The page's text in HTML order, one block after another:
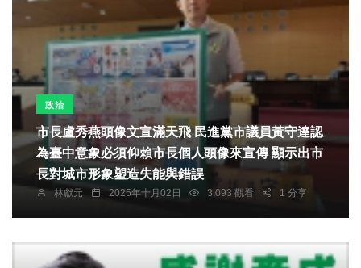
政治
市長盧秀燕頭像文宣滿天飛 民進黨市議員黃守達認
為臺中意象必須仰賴市長個人頭像來宣傳 顯示出市
長對城市形象塑造失能與錯誤
林獻元 2025年十月02日 3,093 觀看 1 分享